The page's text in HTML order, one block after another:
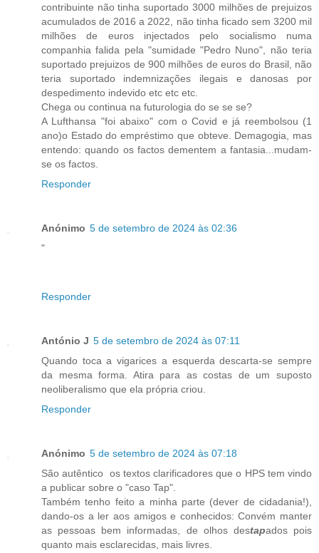
contribuinte não tinha suportado 3000 milhões de prejuizos
acumulados de 2016 a 2022, não tinha ficado sem 3200 mil
milhões de euros injectados pelo socialismo numa
companhia falida pela "sumidade "Pedro Nuno", não teria
suportado prejuizos de 900 milhões de euros do Brasil, não
teria suportado indemnizações ilegais e danosas por
despedimento indevido etc etc etc.
Chega ou continua na futurologia do se se se?
A Lufthansa "foi abaixo" com o Covid e já reembolsou (1
ano)o Estado do empréstimo que obteve. Demagogia, mas
entendo: quando os factos dementem a fantasia...mudam-
se os factos.
Responder
Anónimo 5 de setembro de 2024 às 02:36
"
Responder
António J 5 de setembro de 2024 às 07:11
Quando toca a vigarices a esquerda descarta-se sempre
da mesma forma. Atira para as costas de um suposto
neoliberalismo que ela própria criou.
Responder
Anónimo 5 de setembro de 2024 às 07:18
São autêntico os textos clarificadores que o HPS tem vindo
a publicar sobre o "caso Tap".
Também tenho feito a minha parte (dever de cidadania!),
dando-os a ler aos amigos e conhecidos: Convém manter
as pessoas bem informadas, de olhos destapados pois
quanto mais esclarecidas, mais livres.